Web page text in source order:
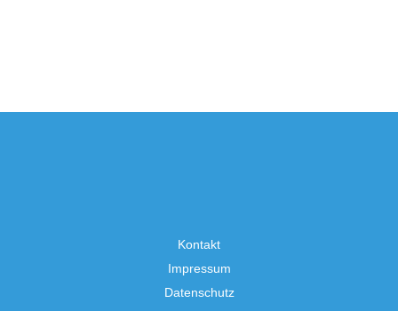
Kontakt
Impressum
Datenschutz